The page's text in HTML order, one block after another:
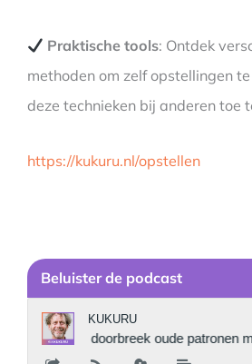
Praktische tools: Ontdek
methoden om zelf opstellingen
deze technieken bij anderen toe
https://kukuru.nl/opstellen
Beluister de podcast